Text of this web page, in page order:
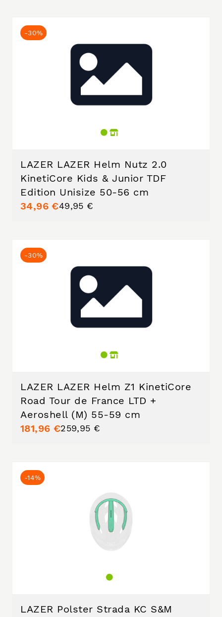
-30%
LAZER LAZER Helm Nutz 2.0
KinetiCore Kids & Junior TDF
Edition Unisize 50-56 cm
34,96 €49,95 €
-30%
LAZER LAZER Helm Z1 KinetiCore
Road Tour de France LTD +
Aeroshell (M) 55-59 cm
181,96 €259,95 €
-14%
LAZER Polster Strada KC S&M